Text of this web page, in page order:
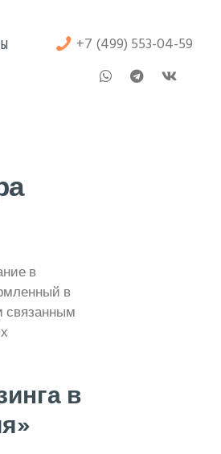
+7 (499) 553-04-59
в
в
связанным
в